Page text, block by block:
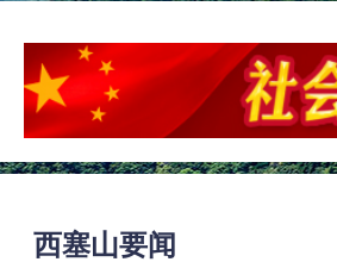
西塞山要闻